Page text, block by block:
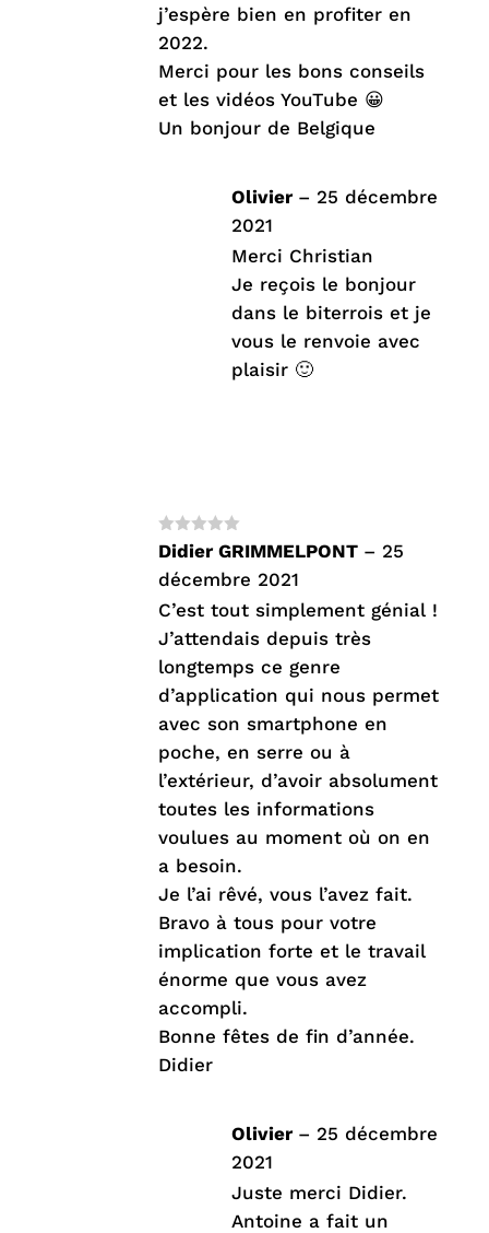
j’espère bien en profiter en
2022.
Merci pour les bons conseils
et les vidéos YouTube 😀
Un bonjour de Belgique
Olivier – 25 décembre
2021
Merci Christian
Je reçois le bonjour
dans le biterrois et je
vous le renvoie avec
plaisir 🙂
Note5sur
5
Didier GRIMMELPONT – 25
décembre 2021
C’est tout simplement génial !
J’attendais depuis très
longtemps ce genre
d’application qui nous permet
avec son smartphone en
poche, en serre ou à
l’extérieur, d’avoir absolument
toutes les informations
voulues au moment où on en
a besoin.
Je l’ai rêvé, vous l’avez fait.
Bravo à tous pour votre
implication forte et le travail
énorme que vous avez
accompli.
Bonne fêtes de fin d’année.
Didier
Olivier – 25 décembre
2021
Juste merci Didier.
Antoine a fait un